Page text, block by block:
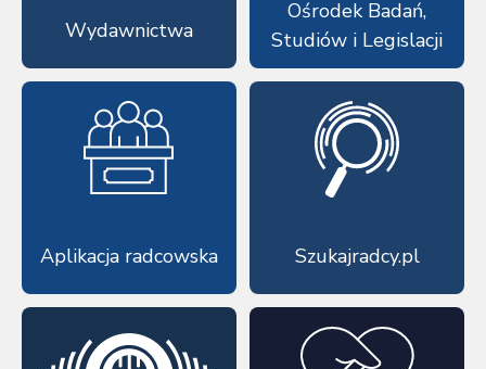
Wydawnictwa
Ośrodek Badań,
Studiów i Legislacji
Aplikacja radcowska Szukajradcy.pl